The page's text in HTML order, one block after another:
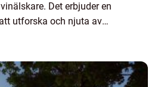
Det erbjuder en
utforska och njuta av